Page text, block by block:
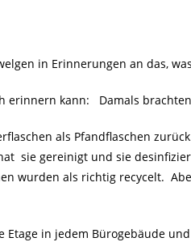
in Erinnerungen an das, was
erinnern kann: Damals brachten
als Pfandflaschen
sie gereinigt und sie
wurden als richtig recycelt.
in jedem Bürogebäude und